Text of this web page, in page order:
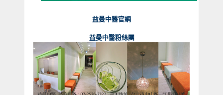
益曼中醫官網
益曼中醫粉絲團